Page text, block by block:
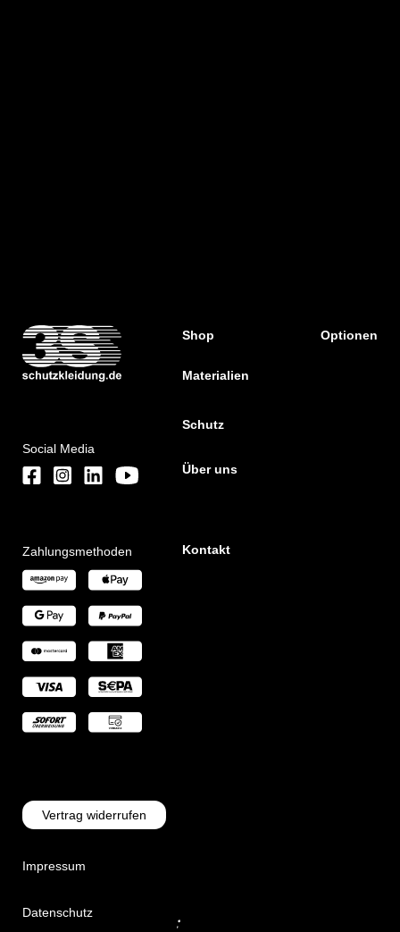
Social Media
Zahlungsmethoden
Vertrag widerrufen
Impressum
Datenschutz
Shop Optionen
Materialien
Schutz
Über uns
Kontakt